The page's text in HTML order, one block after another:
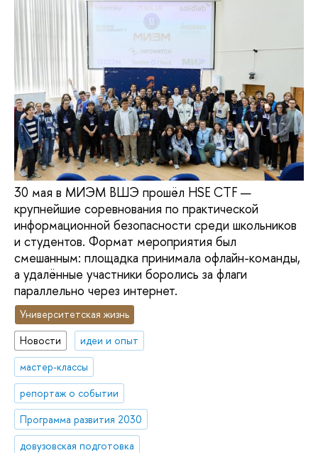
30 мая в МИЭМ ВШЭ прошёл HSE CTF —
крупнейшие соревнования по практической
информационной безопасности среди школьников
и студентов. Формат мероприятия был
смешанным: площадка принимала офлайн-команды,
а удалённые участники боролись за флаги
параллельно через интернет.
Университетская жизнь
Новости
идеи и опыт
мастер-классы
репортаж о событии
Программа развития 2030
довузовская подготовка